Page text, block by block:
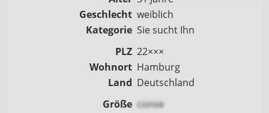
Geschlecht weiblich
Kategorie Sie sucht Ihn
PLZ 22×××
Wohnort Hamburg
Land Deutschland
Größe conse